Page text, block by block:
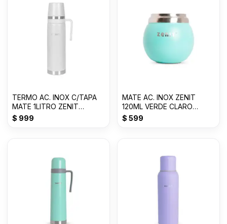
TERMO AC. INOX C/TAPA
MATE 1LITRO ZENIT
BLANCO ZF3W
$ 999
MATE AC. INOX ZENIT
120ML VERDE CLARO
ZVB028VC
$ 599